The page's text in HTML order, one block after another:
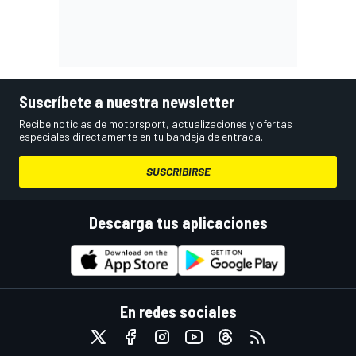
Suscríbete a nuestra newsletter
Recibe noticias de motorsport, actualizaciones y ofertas
especiales directamente en tu bandeja de entrada.
SUSCRIBIRSE
Descarga tus aplicaciones
En redes sociales